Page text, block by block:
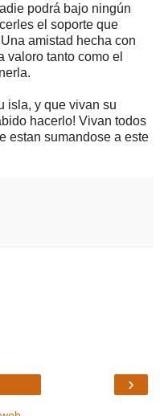
podrá bajo ningún
el soporte que
amistad hecha con
valoro tanto como el
isla, y que vivan su
hacerlo! Vivan todos
estan sumandose a este
›